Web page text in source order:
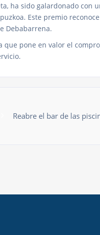
ha sido galardonado con
Este premio
Debabarrena.
que pone en valor el
Reabre el bar de las